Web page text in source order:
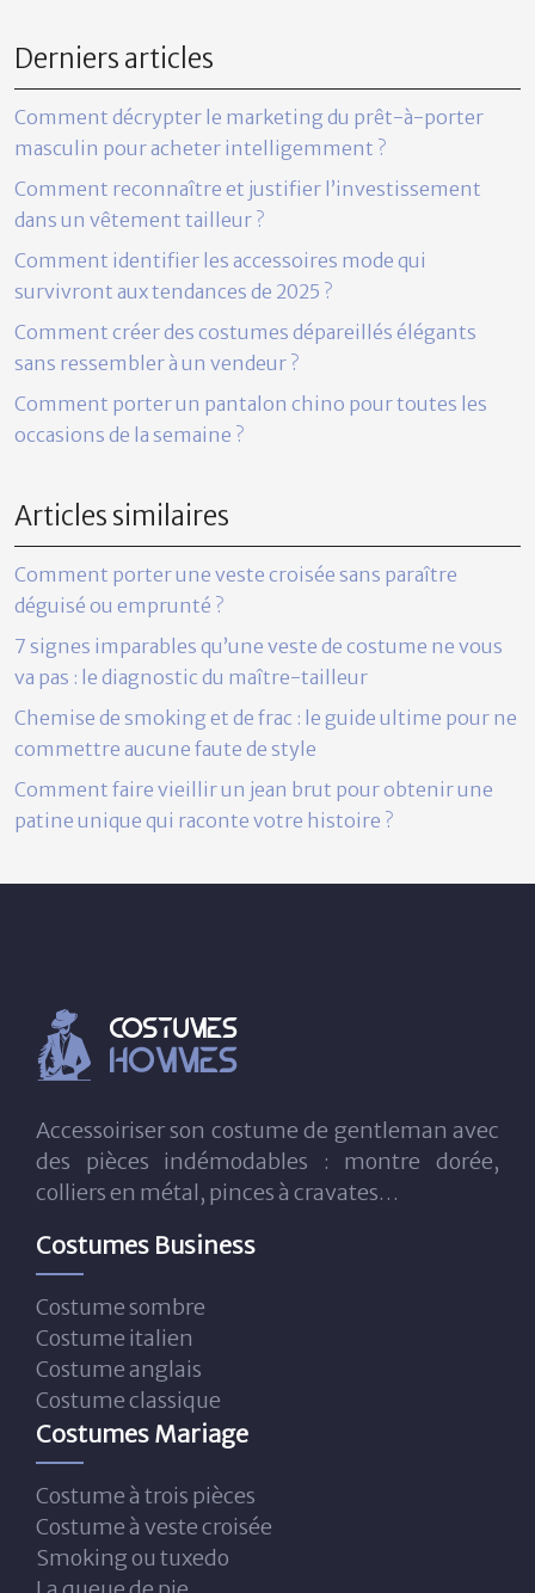
Derniers articles
Comment décrypter le marketing du prêt-à-porter
masculin pour acheter intelligemment ?
Comment reconnaître et justifier l’investissement
dans un vêtement tailleur ?
Comment identifier les accessoires mode qui
survivront aux tendances de 2025 ?
Comment créer des costumes dépareillés élégants
sans ressembler à un vendeur ?
Comment porter un pantalon chino pour toutes les
occasions de la semaine ?
Articles similaires
Comment porter une veste croisée sans paraître
déguisé ou emprunté ?
7 signes imparables qu’une veste de costume ne vous
va pas : le diagnostic du maître-tailleur
Chemise de smoking et de frac : le guide ultime pour ne
commettre aucune faute de style
Comment faire vieillir un jean brut pour obtenir une
patine unique qui raconte votre histoire ?
Accessoiriser son costume de gentleman avec
des pièces indémodables : montre dorée,
colliers en métal, pinces à cravates…
Costumes Business
Costume sombre
Costume italien
Costume anglais
Costume classique
Costumes Mariage
Costume à trois pièces
Costume à veste croisée
Smoking ou tuxedo